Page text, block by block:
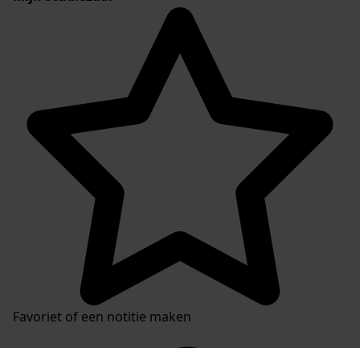
Favoriet of een notitie maken